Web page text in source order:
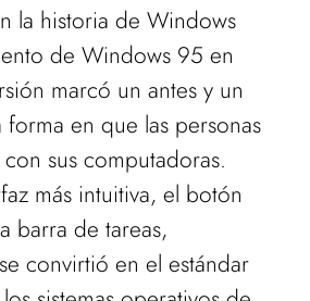
la historia de Windows
de Windows 95 en
marcó un antes y un
forma en que las personas
sus computadoras.
más intuitiva, el botón
barra de tareas,
convirtió en el estándar